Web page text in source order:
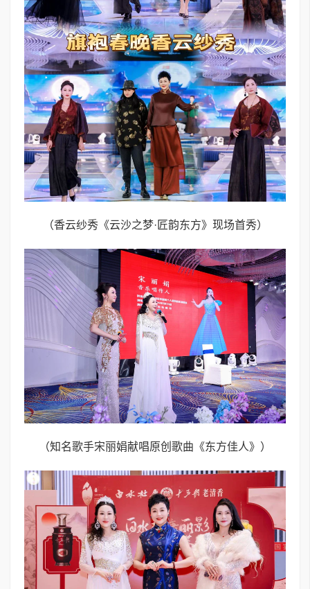
（香云纱秀《云沙之梦·匠韵东方》现场首秀）
（知名歌手宋丽娟献唱原创歌曲《东方佳人》）